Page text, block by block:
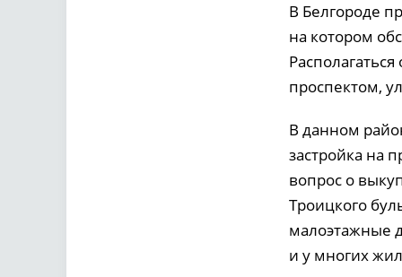
В Белгороде
на котором
проспектом,
В данном
застройка на
вопрос о
Троицкого
малоэтажные
и у многих